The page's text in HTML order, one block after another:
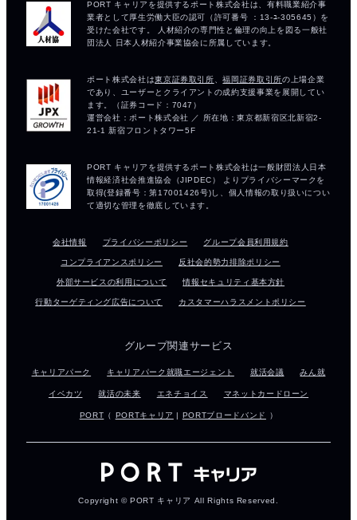
会社情報 プライバシーポリシー グループ会員利用規約
コンプライアンスポリシー 反社会的勢力排除ポリシー
外部サービスの利用について 情報セキュリティ基本方針
行動ターゲティング広告について カスタマーハラスメントポリシー